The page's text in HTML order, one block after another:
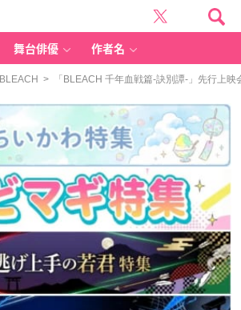
舞台俳優 作者名
BLEACH > 「BLEACH 千年血戦篇-訣別譚-」先行上映